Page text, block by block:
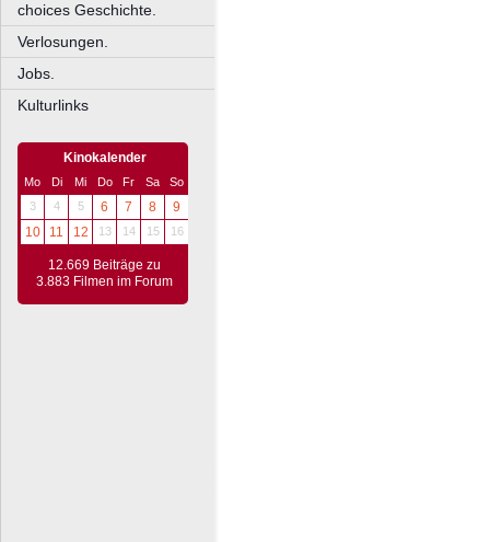
choices Geschichte.
Verlosungen.
Jobs.
Kulturlinks
Kinokalender
Mo Di Mi Do Fr Sa
So
3
4 5 6 7 8
9
10
11 12 13 14 15 16
12.669 Beiträge zu
3.883 Filmen im Forum